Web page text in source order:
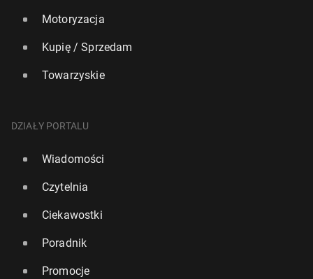
Motoryzacja
Kupię / Sprzedam
Towarzyskie
DZIAŁY PORTALU
Wiadomości
Czytelnia
Ciekawostki
Poradnik
Promocje